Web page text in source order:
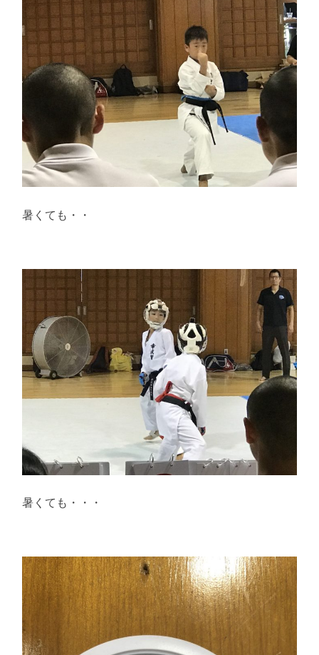
暑くても・・
暑くても・・・